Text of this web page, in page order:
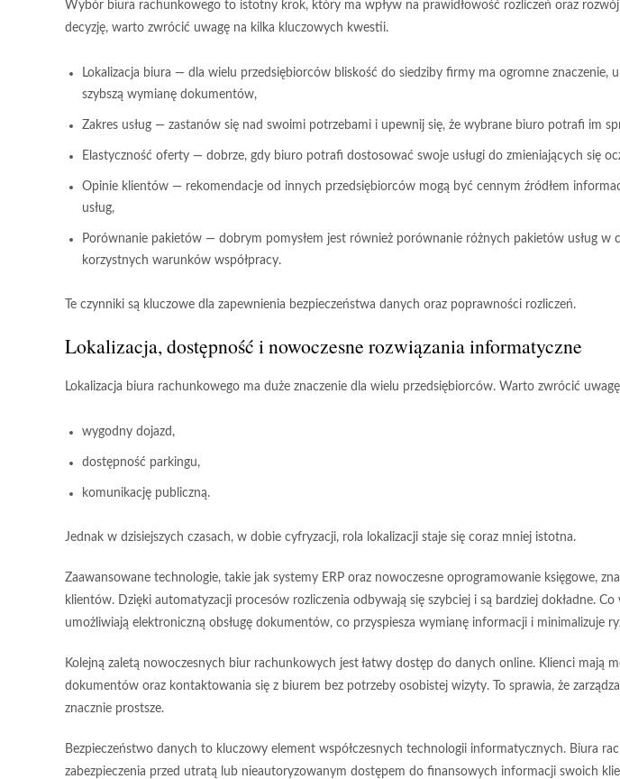
Wybór biura rachunkowego to istotny krok, który ma wpływ na prawidłowość rozliczeń oraz
decyzję, warto zwrócić uwagę na kilka kluczowych kwestii.
Lokalizacja biura — dla wielu przedsiębiorców bliskość do siedziby firmy ma ogromne znaczenie,
szybszą wymianę dokumentów,
Zakres usług — zastanów się nad swoimi potrzebami i upewnij się, że wybrane biuro potrafi im
Elastyczność oferty — dobrze, gdy biuro potrafi dostosować swoje usługi do zmieniających się
Opinie klientów — rekomendacje od innych przedsiębiorców mogą być cennym źródłem
usług,
Porównanie pakietów — dobrym pomysłem jest również porównanie różnych pakietów usług w
korzystnych warunków współpracy.
Te czynniki są kluczowe dla zapewnienia bezpieczeństwa danych oraz poprawności rozliczeń.
Lokalizacja, dostępność i nowoczesne rozwiązania informatyczne
Lokalizacja biura rachunkowego ma duże znaczenie dla wielu przedsiębiorców. Warto zwrócić
wygodny dojazd,
dostępność parkingu,
komunikację publiczną.
Jednak w dzisiejszych czasach, w dobie cyfryzacji, rola lokalizacji staje się coraz mniej istotna.
Zaawansowane technologie, takie jak systemy ERP oraz nowoczesne oprogramowanie księgowe,
klientów. Dzięki automatyzacji procesów rozliczenia odbywają się szybciej i są bardziej dokładne.
umożliwiają elektroniczną obsługę dokumentów, co przyspiesza wymianę informacji i minimalizuje
Kolejną zaletą nowoczesnych biur rachunkowych jest łatwy dostęp do danych online. Klienci mają
dokumentów oraz kontaktowania się z biurem bez potrzeby osobistej wizyty. To sprawia, że
znacznie prostsze.
Bezpieczeństwo danych to kluczowy element współczesnych technologii informatycznych. Biura
zabezpieczenia przed utratą lub nieautoryzowanym dostępem do finansowych informacji swoich